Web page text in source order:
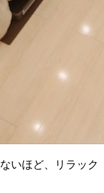
いほど、リラック